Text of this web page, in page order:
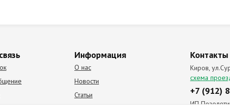
Информация
О нас
Новости
Статьи
Контакты
Киров,
схема
+7 (912)
ИП